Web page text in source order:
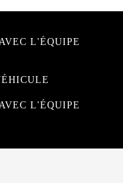
L'ÉQUIPE
L'ÉQUIPE